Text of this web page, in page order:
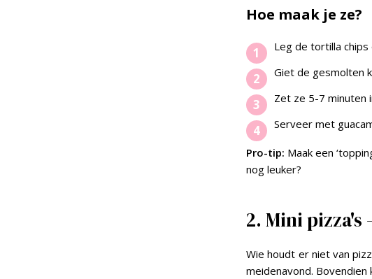
Hoe maak je ze?
Leg de tortilla chips
Giet de gesmolten
Zet ze 5-7 minuten
Serveer met
Pro-tip: Maak een
nog leuker?
2. Mini pizza's
Wie houdt er niet van
meidenavond. Bovendien